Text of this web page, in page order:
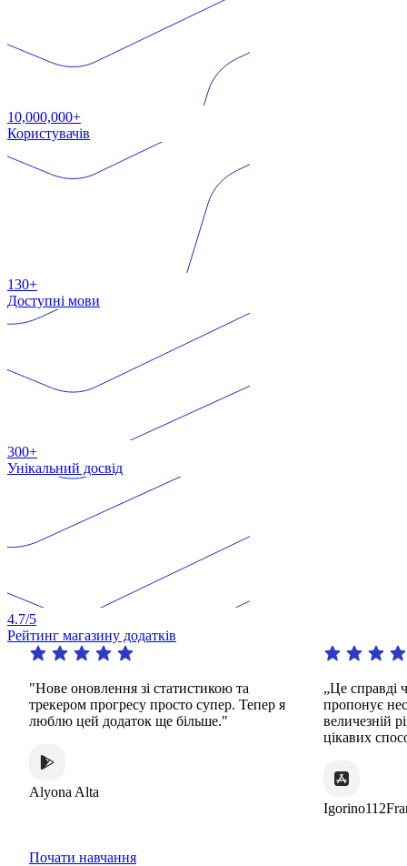
10,000,000+
Користувачів
130+
Доступні мови
300+
Унікальний досвід
4.7/5
Рейтинг магазину додатків
"Нове оновлення зі статистикою та
трекером прогресу просто супер. Тепер я
люблю цей додаток ще більше."
Alyona Alta
„Це справді
пропонує
величезній
цікавих
Igorino112France
Почати навчання